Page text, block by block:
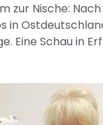
zur Nische:
in
Eine Schau in